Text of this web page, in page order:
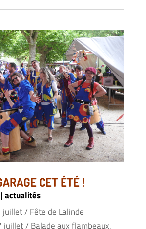
CET ÉTÉ !
|actualités
juillet / Fête de Lalinde
juillet / Balade aux flambeaux,